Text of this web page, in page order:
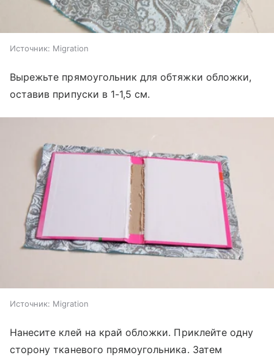
Источник: Migration
Вырежьте прямоугольник для обтяжки обложки,
оставив припуски в 1-1,5 см.
Источник: Migration
Нанесите клей на край обложки. Приклейте одну
сторону тканевого прямоугольника. Затем